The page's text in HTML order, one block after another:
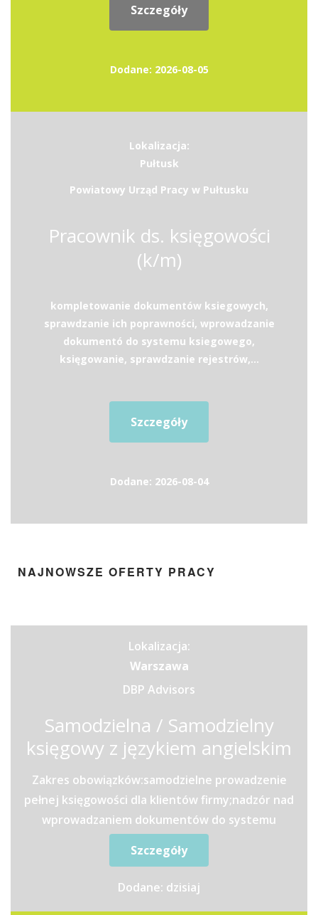
Szczegóły
Dodane: 2026-08-05
Lokalizacja:
Pułtusk
Powiatowy Urząd Pracy w Pułtusku
Pracownik ds. księgowości
(k/m)
kompletowanie dokumentów ksiegowych,
sprawdzanie ich poprawności, wprowadzanie
dokumentó do systemu ksiegowego,
księgowanie, sprawdzanie rejestrów,...
Szczegóły
Dodane: 2026-08-04
NAJNOWSZE OFERTY PRACY
Lokalizacja:
Warszawa
DBP Advisors
Samodzielna / Samodzielny
księgowy z językiem angielskim
Zakres obowiązków:samodzielne prowadzenie
pełnej księgowości dla klientów firmy;nadzór nad
wprowadzaniem dokumentów do systemu
finansowo-księgowego...
Szczegóły
Dodane: dzisiaj